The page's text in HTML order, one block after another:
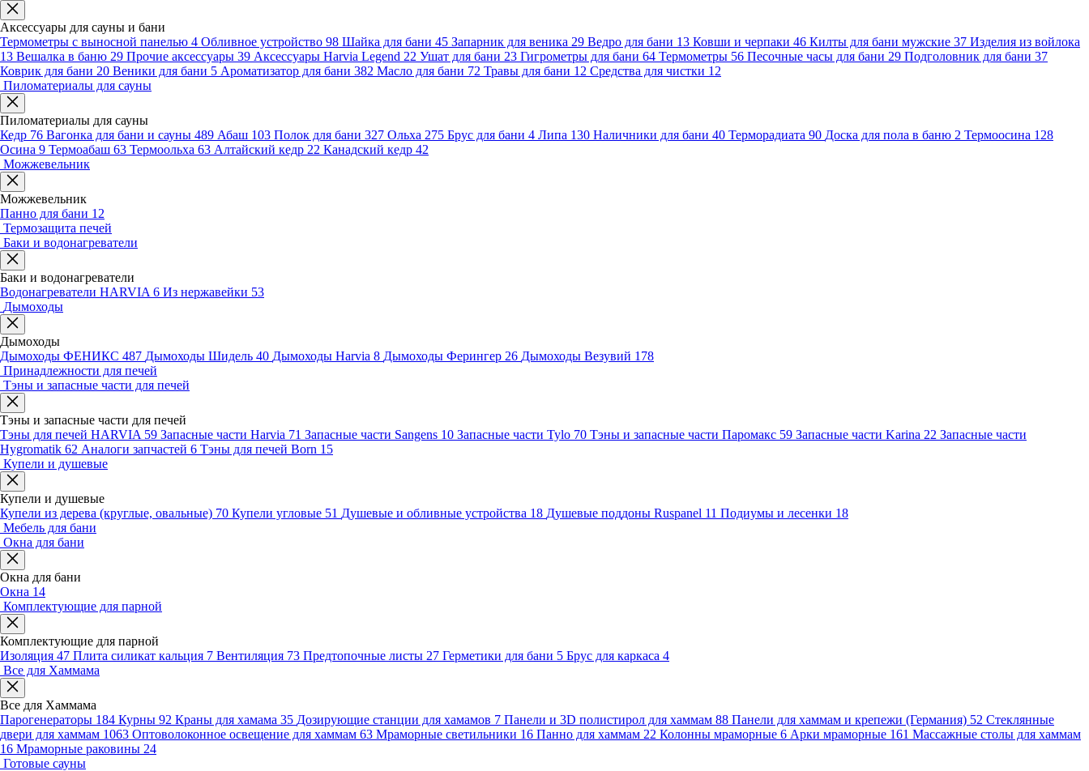
Аксессуары для сауны и бани
Термометры с выносной панелью 4 Обливное устройство 98 Шайка для бани 45 Запарник для веника 29 Ведро для бани 13 Ковши и черпаки 46 Килты для бани мужские 37 Изделия из войлока
13 Вешалка в баню 29 Прочие аксессуары 39 Аксессуары Harvia Legend 22 Ушат для бани 23 Гигрометры для бани 64 Термометры 56 Песочные часы для бани 29 Подголовник для бани 37
Коврик для бани 20 Веники для бани 5 Ароматизатор для бани 382 Масло для бани 72 Травы для бани 12 Средства для чистки 12
Пиломатериалы для сауны
Пиломатериалы для сауны
Кедр 76 Вагонка для бани и сауны 489 Абаш 103 Полок для бани 327 Ольха 275 Брус для бани 4 Липа 130 Наличники для бани 40 Терморадиата 90 Доска для пола в баню 2 Термоосина 128
Осина 9 Термоабаш 63 Термоольха 63 Алтайский кедр 22 Канадский кедр 42
Можжевельник
Можжевельник
Панно для бани 12
Термозащита печей
Баки и водонагреватели
Баки и водонагреватели
Водонагреватели HARVIA 6 Из нержавейки 53
Дымоходы
Дымоходы
Дымоходы ФЕНИКС 487 Дымоходы Шидель 40 Дымоходы Harvia 8 Дымоходы Ферингер 26 Дымоходы Везувий 178
Принадлежности для печей
Тэны и запасные части для печей
Тэны и запасные части для печей
Тэны для печей HARVIA 59 Запасные части Harvia 71 Запасные части Sangens 10 Запасные части Tylo 70 Тэны и запасные части Паромакс 59 Запасные части Karina 22 Запасные части
Hygromatik 62 Аналоги запчастей 6 Тэны для печей Born 15
Купели и душевые
Купели и душевые
Купели из дерева (круглые, овальные) 70 Купели угловые 51 Душевые и обливные устройства 18 Душевые поддоны Ruspanel 11 Подиумы и лесенки 18
Мебель для бани
Окна для бани
Окна для бани
Окна 14
Комплектующие для парной
Комплектующие для парной
Изоляция 47 Плита силикат кальция 7 Вентиляция 73 Предтопочные листы 27 Герметики для бани 5 Брус для каркаса 4
Все для Хаммама
Все для Хаммама
Парогенераторы 184 Курны 92 Краны для хамама 35 Дозирующие станции для хамамов 7 Панели и 3D полистирол для хаммам 88 Панели для хаммам и крепежи (Германия) 52 Стеклянные
двери для хаммам 1063 Оптоволоконное освещение для хаммам 63 Мраморные светильники 16 Панно для хаммам 22 Колонны мраморные 6 Арки мраморные 161 Массажные столы для хаммам
16 Мраморные раковины 24
Готовые сауны